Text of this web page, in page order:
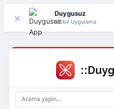
× Duygusuz
Mobil Uygulama